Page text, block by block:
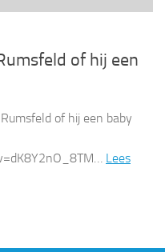
of hij een
of hij een baby
Lees